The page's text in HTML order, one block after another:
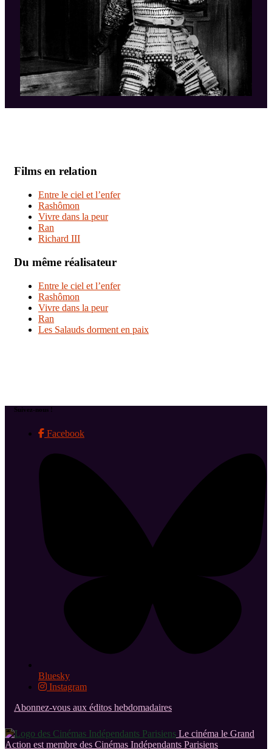
Films en relation
Entre le ciel et l’enfer
Rashômon
Vivre dans la peur
Ran
Richard III
Du même réalisateur
Entre le ciel et l’enfer
Rashômon
Vivre dans la peur
Ran
Les Salauds dorment en paix
Suivez-nous !
Facebook
Bluesky
Instagram
Abonnez-vous aux éditos hebdomadaires
Le cinéma le Grand
Action est membre des Cinémas Indépendants Parisiens